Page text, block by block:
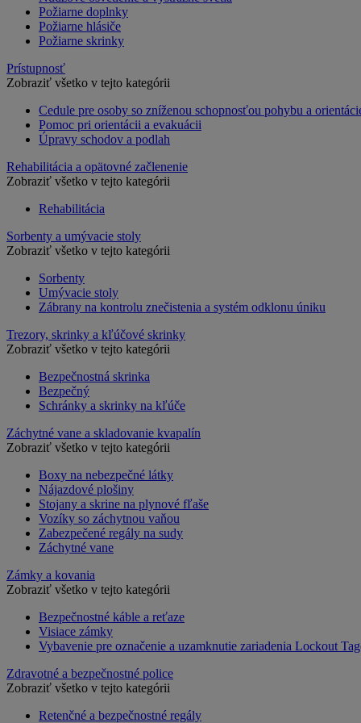
Požiarne doplnky
Požiarne hlásiče
Požiarne skrinky
Prístupnosť
Zobraziť všetko v tejto kategórii
Cedule pre osoby so zníženou schopnosťou pohybu a
Pomoc pri orientácii a evakuácii
Úpravy schodov a podlah
Rehabilitácia a opätovné začlenenie
Zobraziť všetko v tejto kategórii
Rehabilitácia
Sorbenty a umývacie stoly
Zobraziť všetko v tejto kategórii
Sorbenty
Umývacie stoly
Zábrany na kontrolu znečistenia a systém odklonu úniku
Trezory, skrinky a kľúčové skrinky
Zobraziť všetko v tejto kategórii
Bezpečnostná skrinka
Bezpečný
Schránky a skrinky na kľúče
Záchytné vane a skladovanie kvapalín
Zobraziť všetko v tejto kategórii
Boxy na nebezpečné látky
Nájazdové plošiny
Stojany a skrine na plynové fľaše
Vozíky so záchytnou vaňou
Zabezpečené regály na sudy
Záchytné vane
Zámky a kovania
Zobraziť všetko v tejto kategórii
Bezpečnostné káble a reťaze
Visiace zámky
Vybavenie pre označenie a uzamknutie zariadenia Lockout
Zdravotné a bezpečnostné police
Zobraziť všetko v tejto kategórii
Retenčné a bezpečnostné regály